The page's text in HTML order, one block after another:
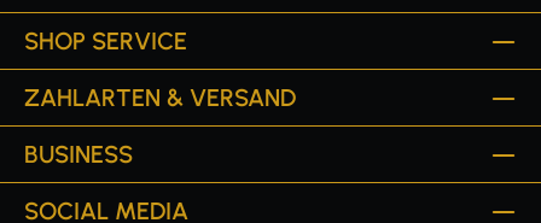
SHOP SERVICE
ZAHLARTEN & VERSAND
BUSINESS
SOCIAL MEDIA